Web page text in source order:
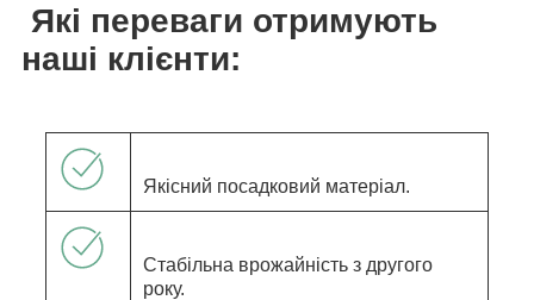
Які переваги отримують
наші клієнти:
Якісний посадковий матеріал.
Стабільна врожайність з другого
року.